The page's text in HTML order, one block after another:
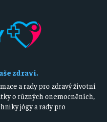
zdraví.
a rady pro zdravý životní
o různých onemocněních,
jógy a rady pro